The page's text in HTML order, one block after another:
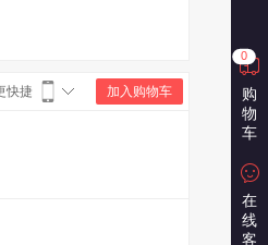
加入购物车
快捷
0
购
物
车
在
线
客